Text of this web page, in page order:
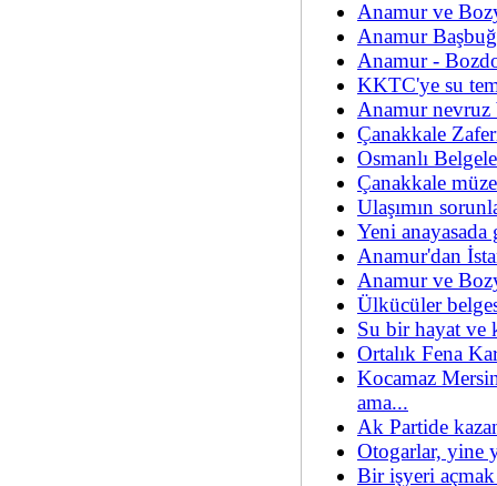
Anamur ve
Anamur
Anamur -
KKTC'ye su
Anamur nevruz
Çanakkale
Osmanlı
Çanakkale
Ulaşımın
Yeni
Anamur'dan
Anamur ve
Ülkücüler
Su bir hayat ve
Ortalık Fena
Kocamaz
ama...
Ak Partide
Otogarlar, yine
Bir işyeri